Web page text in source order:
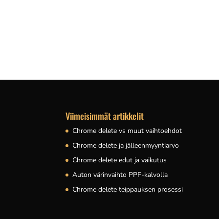
Viimeisimmät artikkelit
Chrome delete vs muut vaihtoehdot
Chrome delete ja jälleenmyyntiarvo
Chrome delete edut ja vaikutus
Auton värinvaihto PPF-kalvolla
Chrome delete teippauksen prosessi